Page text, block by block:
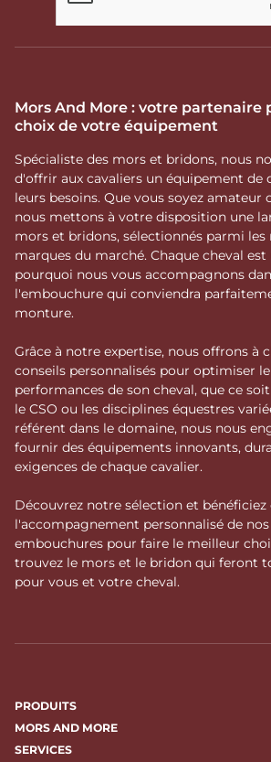
Mors And More : votre partenaire
choix de votre équipement
Spécialiste des mors et bridons, nous
d'offrir aux cavaliers un équipement de
leurs besoins. Que vous soyez amateur
nous mettons à votre disposition une
mors et bridons, sélectionnés parmi les
marques du marché. Chaque cheval
pourquoi nous vous accompagnons
l'embouchure qui conviendra
monture.
Grâce à notre expertise, nous offrons à
conseils personnalisés pour optimiser
performances de son cheval, que ce
le CSO ou les disciplines équestres
référent dans le domaine, nous nous
fournir des équipements innovants,
exigences de chaque cavalier.
Découvrez notre sélection et bénéficiez
l'accompagnement personnalisé de
embouchures pour faire le meilleur
trouvez le mors et le bridon qui feront
pour vous et votre cheval.
PRODUITS
MORS AND MORE
SERVICES